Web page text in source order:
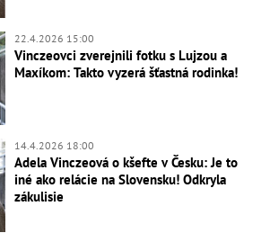
22.4.2026 15:00
Vinczeovci zverejnili fotku s Lujzou a
Maxíkom: Takto vyzerá šťastná rodinka!
14.4.2026 18:00
Adela Vinczeová o kšefte v Česku: Je to
iné ako relácie na Slovensku! Odkryla
zákulisie